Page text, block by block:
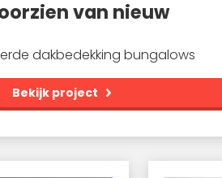
van nieuw
dakbedekking bungalows
Bekijk project